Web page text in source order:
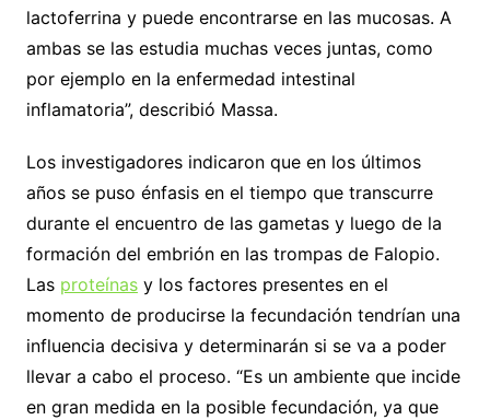
lactoferrina y puede encontrarse en las mucosas. A
ambas se las estudia muchas veces juntas, como
por ejemplo en la enfermedad intestinal
inflamatoria”, describió Massa.
Los investigadores indicaron que en los últimos
años se puso énfasis en el tiempo que transcurre
durante el encuentro de las gametas y luego de la
formación del embrión en las trompas de Falopio.
Las proteínasy los factores presentes en el
momento de producirse la fecundación tendrían una
influencia decisiva y determinarán si se va a poder
llevar a cabo el proceso. “Es un ambiente que incide
en gran medida en la posible fecundación, ya que